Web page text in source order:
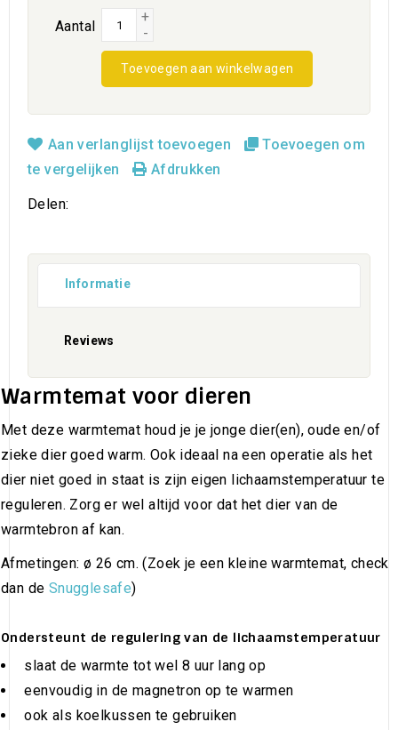
Aantal
+
-
Toevoegen aan winkelwagen
Aan verlanglijst toevoegen
Toevoegen om
te vergelijken
Afdrukken
Delen:
Informatie
Reviews
Warmtemat voor dieren
Met deze warmtemat houd je je jonge dier(en), oude en/of
zieke dier goed warm. Ook ideaal na een operatie als het
dier niet goed in staat is zijn eigen lichaamstemperatuur te
reguleren. Zorg er wel altijd voor dat het dier van de
warmtebron af kan.
Afmetingen: ø 26 cm. (Zoek je een kleine warmtemat, check
dan de Snugglesafe)
Ondersteunt de regulering van de lichaamstemperatuur
slaat de warmte tot wel 8 uur lang op
eenvoudig in de magnetron op te warmen
ook als koelkussen te gebruiken